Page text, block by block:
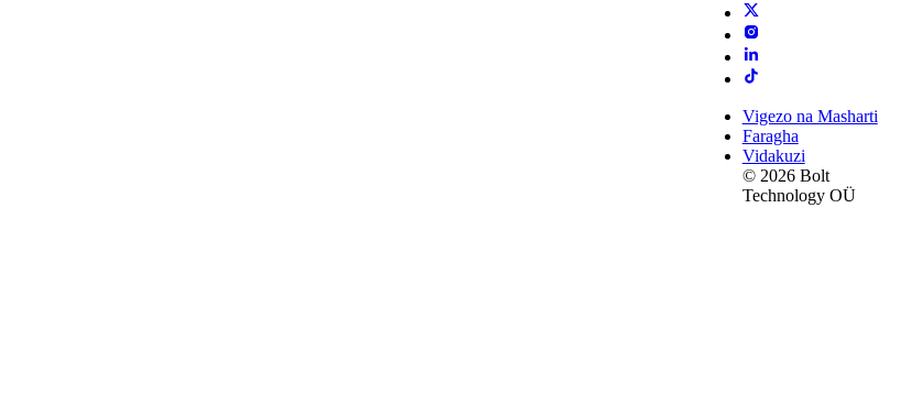
Vigezo na Masharti
Faragha
Vidakuzi
© 2026 Bolt
Technology OÜ